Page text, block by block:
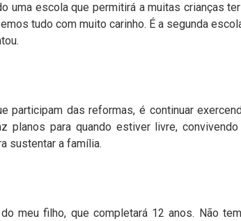
uma escola que permitirá a muitas crianças
tudo com muito carinho. É a segunda
participam das reformas, é continuar
planos para quando estiver livre,
sustentar a família.
meu filho, que completará 12 anos. Não